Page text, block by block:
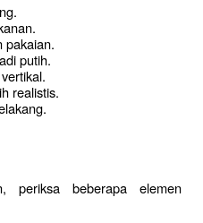
pakaian.
putih.
realistis.
periksa beberapa elemen